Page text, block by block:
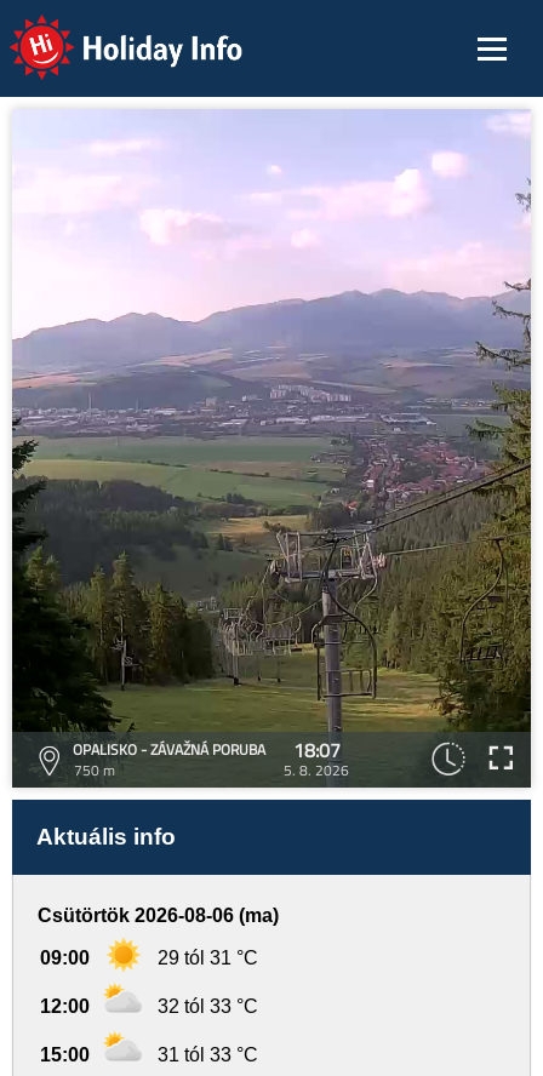
Holiday Info
OPALISKO - ZÁVAŽNÁ PORUBA
750 m
18:07
5. 8. 2026
Aktuális info
Csütörtök 2026-08-06 (ma)
09:00 29 tól 31 °C
12:00 32 tól 33 °C
15:00 31 tól 33 °C